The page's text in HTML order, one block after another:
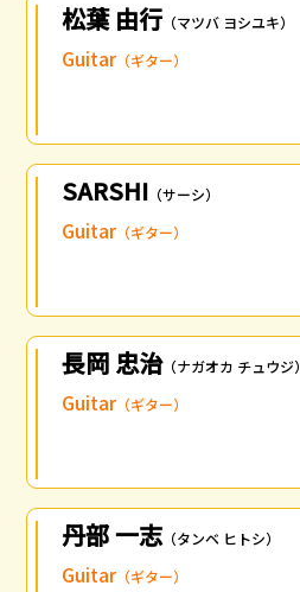
松葉 由行 （マツバ ヨシユキ）
Guitar（ギター）
SARSHI （サーシ）
Guitar（ギター）
長岡 忠治（ナガオカ チュウジ）
Guitar（ギター）
丹部 一志 （タンベ ヒトシ）
Guitar（ギター）